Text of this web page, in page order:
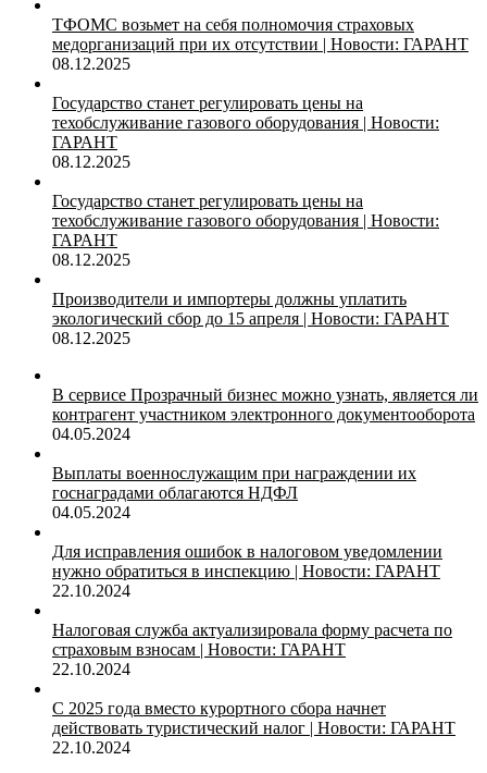
ТФОМС возьмет на себя полномочия страховых
медорганизаций при их отсутствии | Новости: ГАРАНТ
08.12.2025
Государство станет регулировать цены на
техобслуживание газового оборудования | Новости:
ГАРАНТ
08.12.2025
Государство станет регулировать цены на
техобслуживание газового оборудования | Новости:
ГАРАНТ
08.12.2025
Производители и импортеры должны уплатить
экологический сбор до 15 апреля | Новости: ГАРАНТ
08.12.2025
В сервисе Прозрачный бизнес можно узнать, является ли
контрагент участником электронного документооборота
04.05.2024
Выплаты военнослужащим при награждении их
госнаградами облагаются НДФЛ
04.05.2024
Для исправления ошибок в налоговом уведомлении
нужно обратиться в инспекцию | Новости: ГАРАНТ
22.10.2024
Налоговая служба актуализировала форму расчета по
страховым взносам | Новости: ГАРАНТ
22.10.2024
С 2025 года вместо курортного сбора начнет
действовать туристический налог | Новости: ГАРАНТ
22.10.2024